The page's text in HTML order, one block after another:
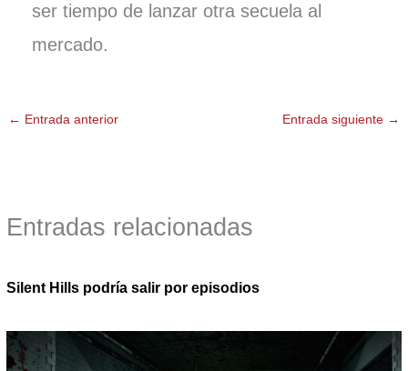
ser tiempo de lanzar otra secuela al
mercado.
← Entrada anterior Entrada siguiente →
Entradas relacionadas
Silent Hills podría salir por episodios